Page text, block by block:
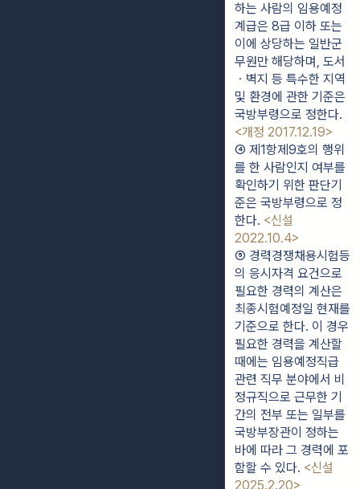
하는 사람의 임용예정
계급은 8급 이하 또는
이에 상당하는 일반군
무원만 해당하며, 도서
ㆍ벽지 등 특수한 지역
및 환경에 관한 기준은
<개정 2017.12.19>
④ 제1항제9호의 행위
를 한 사람인지 여부를
확인하기 위한 판단기
준은 국방부령으로 정
한다. <신설
2022.10.4>
⑤ 경력경쟁채용시험등
의 응시자격 요건으로
필요한 경력의 계산은
최종시험예정일 현재를
기준으로 한다. 이 경우
필요한 경력을 계산할
때에는 임용예정직급
관련 직무 분야에서 비
정규직으로 근무한 기
간의 전부 또는 일부를
국방부장관이 정하는
바에 따라 그 경력에 포
함할 수 있다. <신설
2025.2.20>